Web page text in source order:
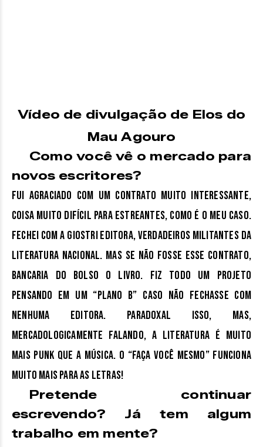
Vídeo de divulgação de Elos do
Mau Agouro
Como você vê o mercado para
novos escritores?
Fui agraciado com um contrato muito interessante,
coisa muito difícil para estreantes, como é o meu caso.
Fechei com a Giostri Editora, verdadeiros militantes da
literatura nacional. Mas se não fosse esse contrato,
bancaria do bolso o livro. Fiz todo um projeto
pensando em um “Plano B” caso não fechasse com
nenhuma editora. Paradoxal isso, mas,
mercadologicamente falando, a literatura é muito
mais punk que a música. O “faça você mesmo” funciona
muito mais para as letras!
Pretende continuar
escrevendo? Já tem algum
trabalho em mente?